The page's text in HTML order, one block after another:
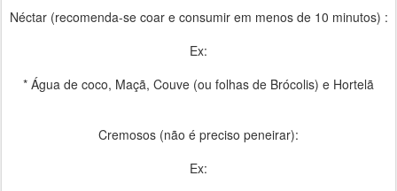
Néctar (recomenda-se coar e consumir em menos de 10 minutos) :
Ex:
* Água de coco, Maçã, Couve (ou folhas de Brócolis) e Hortelã
Cremosos (não é preciso peneirar):
Ex: